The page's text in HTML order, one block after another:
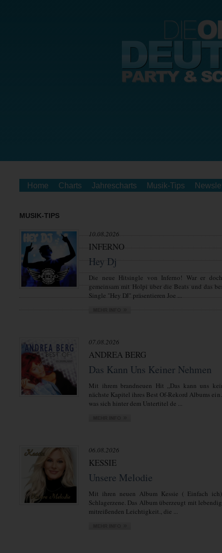
Home Charts Jahrescharts Musik-Tips
MUSIK-TIPS
10.08.2026
INFERNO
Hey Dj
Die neue Hitsingle von Inferno! War er
gemeinsam mit Holpi über die Beats und das
Single "Hey DJ" präsentieren Joe ...
07.08.2026
ANDREA BERG
Das Kann Uns Keiner Nehmen
Mit ihrem brandneuen Hit „Das kann uns
nächste Kapitel ihres Best Of-Rekord Albums
was sich hinter dem Untertitel de ...
06.08.2026
KESSIE
Unsere Melodie
Mit ihren neuen Album Kessie ( Einfach
Schlagerzene. Das Album überzeugt mit
mitreißenden Leichtigkeit., die ...